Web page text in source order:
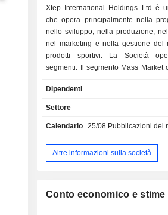
Xtep International Holdings Ltd è
che opera principalmente nella
nello sviluppo, nella produzione,
nel marketing e nella gestione del
prodotti sportivi. La Società
segmenti. Il segmento Mass Market
Athleisure comprende i marchi
K0SWISS e Palladium. Il segmento
Merrell. I prodotti della Società
bambini. La Società gestisce punti
Asia-Pacifico, Nord America, Medio
Dipendenti
Settore
Calendario 25/08 Pubblicazioni dei
Altre informazioni sulla società
Conto economico e stime